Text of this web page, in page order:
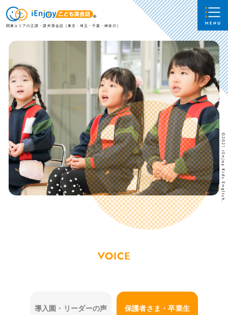
関東エリアの正課・課外英会話［東京・埼玉・千葉・神奈川］
VOICE
導入園・リーダーの声 保護者さま・卒業生